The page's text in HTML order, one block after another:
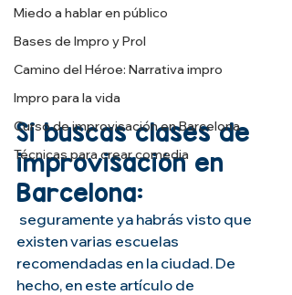
Miedo a hablar en público
Bases de Impro y Prol
Camino del Héroe: Narrativa impro
Impro para la vida
Curso de improvisación en Barcelona
Técnicas para crear comedia
Si buscas clases de
improvisación en
Barcelona:
existen varias escuelas
recomendadas en la ciudad. De
hecho, en este artículo de